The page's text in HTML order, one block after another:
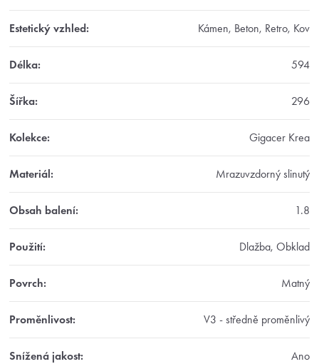
Estetický vzhled: Kámen, Beton, Retro, Kov
Délka: 594
Šířka: 296
Kolekce: Gigacer Krea
Materiál : Mrazuvzdorný slinutý
Obsah balení: 1.8
Použití: Dlažba, Obklad
Povrch: Matný
Proměnlivost: V3 - středně proměnlivý
Snížená jakost: Ano